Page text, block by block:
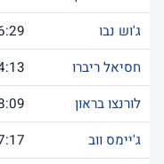
ג'וש נבו
חסיאל ריברו
לורנצו בראון
ג'יימס ווב